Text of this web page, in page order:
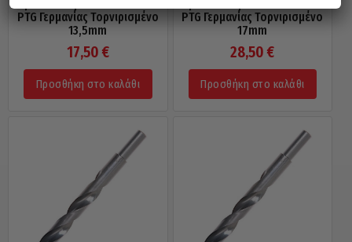
PTG Γερμανίας Τορνιρισμένο
13,5mm
17,50 €
Προσθήκη στο καλάθι
PTG Γερμανίας Τορνιρισμένο
17mm
28,50€
Προσθήκη στο καλάθι